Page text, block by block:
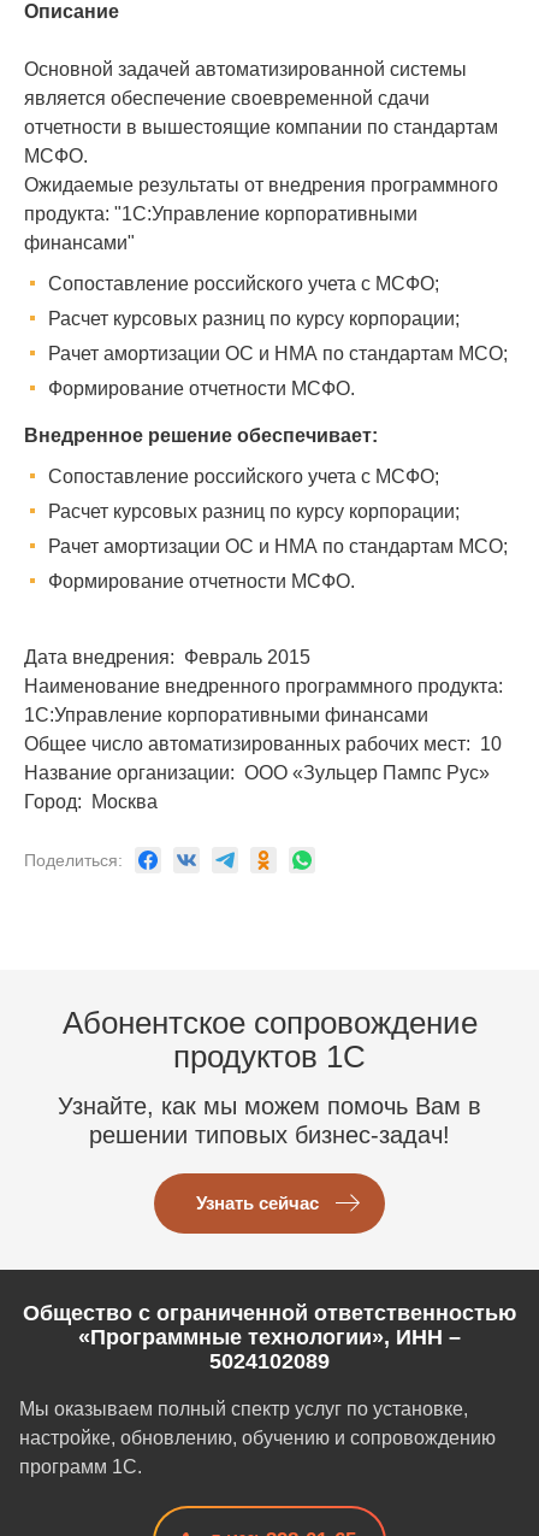
Описание
Основной задачей автоматизированной системы
является обеспечение своевременной сдачи
отчетности в вышестоящие компании по стандартам
МСФО.
Ожидаемые результаты от внедрения программного
продукта: "1С:Управление корпоративными
финансами"
Сопоставление российского учета с МСФО;
Расчет курсовых разниц по курсу корпорации;
Рачет амортизации ОС и НМА по стандартам МСО;
Формирование отчетности МСФО.
Внедренное решение обеспечивает:
Сопоставление российского учета с МСФО;
Расчет курсовых разниц по курсу корпорации;
Рачет амортизации ОС и НМА по стандартам МСО;
Формирование отчетности МСФО.
Дата внедрения: Февраль 2015
Наименование внедренного программного продукта:
1С:Управление корпоративными финансами
Общее число автоматизированных рабочих мест: 10
Название организации: ООО «Зульцер Пампс Рус»
Город: Москва
Поделиться:
Абонентское сопровождение
продуктов 1C
Узнайте, как мы можем помочь Вам в
решении типовых бизнес-задач!
Узнать сейчас
Общество с ограниченной ответственностью
«Программные технологии», ИНН –
5024102089
Мы оказываем полный спектр услуг по установке,
настройке, обновлению, обучению и сопровождению
программ 1С.